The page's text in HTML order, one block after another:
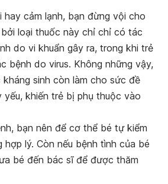
hay cảm lạnh, bạn đừng vội cho
loại thuốc này chỉ chỉ có tác
do vi khuẩn gây ra, trong khi trẻ
bệnh do virus. Không những vậy,
sinh còn làm cho sức đề
yếu, khiến trẻ bị phụ thuộc vào
bạn nên để cơ thể bé tự kiểm
lý. Còn nếu bệnh tình của bé
bé đến bác sĩ để được thăm